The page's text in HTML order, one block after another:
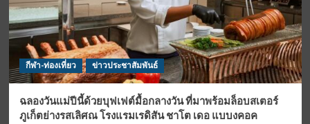
กีฬา-ท่องเที่ยว ข่าวประชาสัมพันธ์
ฉลองวันแม่ปีนี้ด้วยบุฟเฟต์มื้อกลางวัน ที่มาพร้อมล็อบสเตอร์
ภูเก็ตย่างรสเลิศณ โรงแรมเรดิสัน ชาโต เดอ แบบงคอค